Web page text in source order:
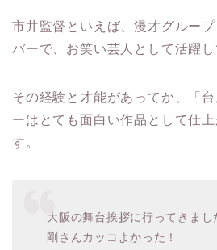
市井監督といえば、漫才グルー
バーで、お笑い芸人として活躍し
その経験と才能があってか、「
ーはとても面白い作品として仕
す。
大阪の舞台挨拶に行ってきまし
剛さんカッコよかった！